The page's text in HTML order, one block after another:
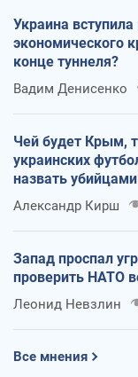
Украина вступила
экономического
конце туннеля?
Вадим Денисенко
Чей будет Крым,
украинских
назвать убийцами
Александр Кирш
Запад проспал
проверить НАТО
Леонид Невзлин
Все мнения